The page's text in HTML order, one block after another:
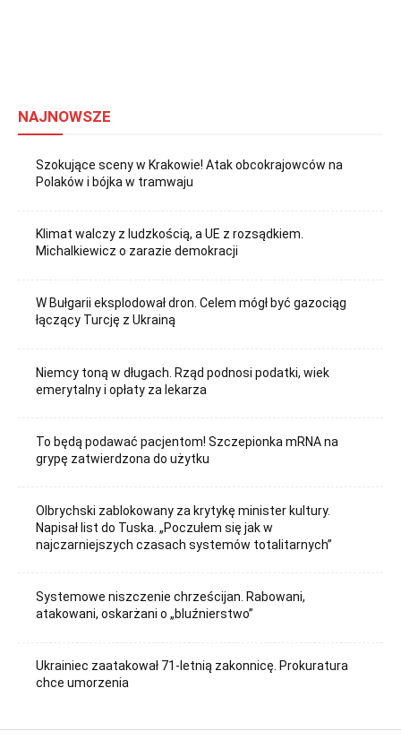
NAJNOWSZE
Szokujące sceny w Krakowie! Atak obcokrajowców na
Polaków i bójka w tramwaju
Klimat walczy z ludzkością, a UE z rozsądkiem.
Michalkiewicz o zarazie demokracji
W Bułgarii eksplodował dron. Celem mógł być gazociąg
łączący Turcję z Ukrainą
Niemcy toną w długach. Rząd podnosi podatki, wiek
emerytalny i opłaty za lekarza
To będą podawać pacjentom! Szczepionka mRNA na
grypę zatwierdzona do użytku
Olbrychski zablokowany za krytykę minister kultury.
Napisał list do Tuska. „Poczułem się jak w
najczarniejszych czasach systemów totalitarnych”
Systemowe niszczenie chrześcijan. Rabowani,
atakowani, oskarżani o „bluźnierstwo”
Ukrainiec zaatakował 71-letnią zakonnicę. Prokuratura
chce umorzenia